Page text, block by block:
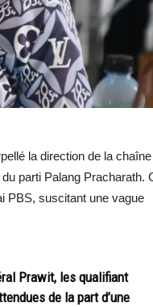
la direction de la chaîne
parti Palang Pracharath.
PBS, suscitant une vague
Prawit, les qualifiant
de la part d’une